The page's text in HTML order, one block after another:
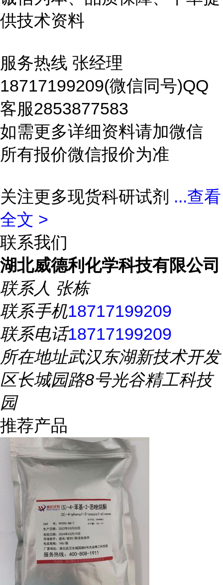
供技术资料
服务热线 张经理
18717199209(微信同号)QQ
客服2853877583
如需更多详细资料请加微信
所有报价微信报价为准
关注更多现货科研试剂 ...查看
全文 >
联系我们
湖北威德利化学科技有限公司
联系人 张栋
联系手机18717199209
联系电话18717199209
所在地址武汉东湖新技术开发
区长城园路8号光谷精工科技
园
推荐产品